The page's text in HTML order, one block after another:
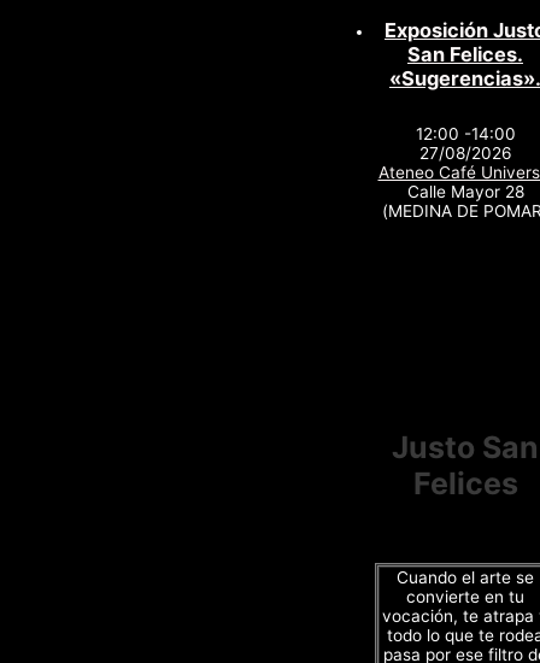
Exposición
San Felices.
«Sugerencias».
12:00 -14:00
27/08/2026
Ateneo Café
Calle Mayor 28
(MEDINA DE
Justo San
Felices
Cuando el arte se
convierte en tu
vocación, te atrapa
todo lo que te
pasa por ese filtro